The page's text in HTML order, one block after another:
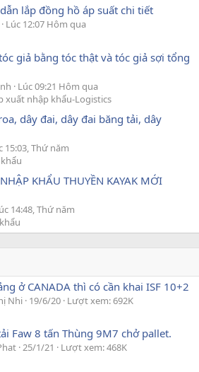
lắp đồng hồ áp suất chi tiết
Lúc 12:07 Hôm qua
giả bằng tóc thật và tóc giả sợi tổng
Lúc 09:21 Hôm qua
xuất nhập khẩu-Logistics
dây đai, dây đai băng tải, dây
15:03, Thứ năm
KHẨU THUYỀN KAYAK MỚI
14:48, Thứ năm
ở CANADA thì có cần khai ISF 10+2
Nhi 19/6/20 Lượt xem: 692K
Faw 8 tấn Thùng 9M7 chở pallet.
25/1/21
Lượt xem: 468K